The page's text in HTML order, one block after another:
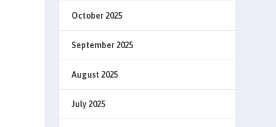
October 2025
September 2025
August 2025
July 2025